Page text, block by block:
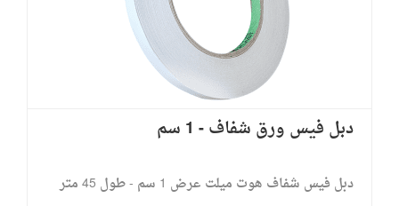
دبل فيس ورق شفاف - 1 سم
دبل فيس شفاف هوت ميلت عرض 1 سم - طول 45 متر